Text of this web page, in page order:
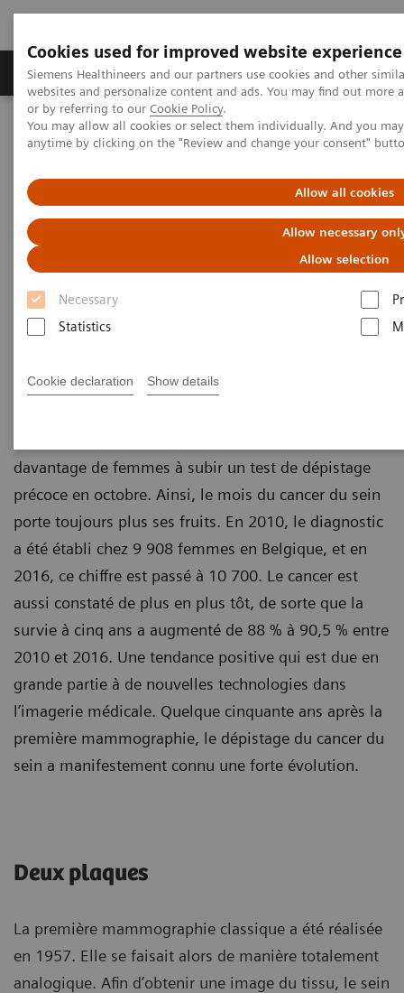
Cookies used for improved website experience
Siemens Healthineers and our partners use cookies and other
websites and personalize content and ads. You may find out
or by referring to our Cookie Policy.
You may allow all cookies or select them individually. And you
anytime by clicking on the "Review and change your consent"
Allow all cookies
Allow necessary
Allow selection
Necessary
Statistics
Cookie declaration Show details
Produits & Services À propos de
Home Espace Presse
Healthcare Trends
Un sujet qui tient à cœur : plus de 50 ans de dépistage du cancer
Un sujet qui tient à cœur : plus
de 50 ans de dépistage du
cancer du sein à la loupe
monde sont mortes du cancer du sein. Année après
davantage de femmes à subir un test de dépistage
précoce en octobre. Ainsi, le mois du cancer du sein
porte toujours plus ses fruits. En 2010, le diagnostic
a été établi chez 9 908 femmes en Belgique, et en
2016, ce chiffre est passé à 10 700. Le cancer est
aussi constaté de plus en plus tôt, de sorte que la
survie à cinq ans a augmenté de 88 % à 90,5 % entre
2010 et 2016. Une tendance positive qui est due en
grande partie à de nouvelles technologies dans
l’imagerie médicale. Quelque cinquante ans après la
première mammographie, le dépistage du cancer du
sein a manifestement connu une forte évolution.
Deux plaques
La première mammographie classique a été réalisée
en 1957. Elle se faisait alors de manière totalement
analogique. Afin d’obtenir une image du tissu, le sein